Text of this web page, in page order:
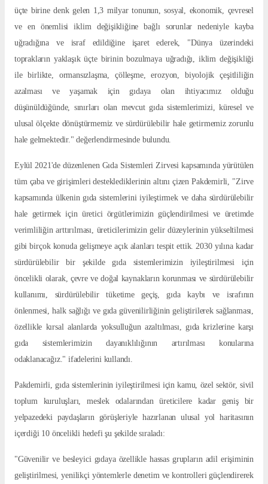
üçte birine denk gelen 1,3 milyar tonunun, sosyal, ekonomik, çevresel
ve en önemlisi iklim değişikliğine bağlı sorunlar nedeniyle kayba
uğradığına ve israf edildiğine işaret ederek, "Dünya üzerindeki
toprakların yaklaşık üçte birinin bozulmaya uğradığı, iklim değişikliği
ile birlikte, ormansızlaşma, çölleşme, erozyon, biyolojik çeşitliliğin
azalması ve yaşamak için gıdaya olan ihtiyacımız olduğu
düşünüldüğünde, sınırları olan mevcut gıda sistemlerimizi, küresel ve
ulusal ölçekte dönüştürmemiz ve sürdürülebilir hale getirmemiz zorunlu
hale gelmektedir." değerlendirmesinde bulundu.
Eylül 2021'de düzenlenen Gıda Sistemleri Zirvesi kapsamında yürütülen
tüm çaba ve girişimleri desteklediklerinin altını çizen Pakdemirli, "Zirve
kapsamında ülkenin gıda sistemlerini iyileştirmek ve daha sürdürülebilir
hale getirmek için üretici örgütlerimizin güçlendirilmesi ve üretimde
verimliliğin arttırılması, üreticilerimizin gelir düzeylerinin yükseltilmesi
gibi birçok konuda gelişmeye açık alanları tespit ettik. 2030 yılına kadar
sürdürülebilir bir şekilde gıda sistemlerimizin iyileştirilmesi için
öncelikli olarak, çevre ve doğal kaynakların korunması ve sürdürülebilir
kullanımı, sürdürülebilir tüketime geçiş, gıda kaybı ve israfının
önlenmesi, halk sağlığı ve gıda güvenilirliğinin geliştirilerek sağlanması,
özellikle kırsal alanlarda yoksulluğun azaltılması, gıda krizlerine karşı
gıda sistemlerimizin dayanıklılığının artırılması konularına
odaklanacağız." ifadelerini kullandı.
Pakdemirli, gıda sistemlerinin iyileştirilmesi için kamu, özel sektör, sivil
toplum kuruluşları, meslek odalarından üreticilere kadar geniş bir
yelpazedeki paydaşların görüşleriyle hazırlanan ulusal yol haritasının
içerdiği 10 öncelikli hedefi şu şekilde sıraladı:
"Güvenilir ve besleyici gıdaya özellikle hassas grupların adil erişiminin
geliştirilmesi, yenilikçi yöntemlerle denetim ve kontrolleri güçlendirerek